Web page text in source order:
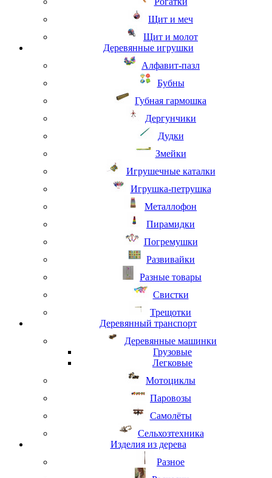
Щит и меч
Щит и молот
Деревянные игрушки
Алфавит-пазл
Бубны
Губная гармошка
Дергунчики
Дудки
Змейки
Игрушечные каталки
Игрушка-петрушка
Металлофон
Пирамидки
Погремушки
Развивайки
Разные товары
Свистки
Трещотки
Деревянный транспорт
Деревянные машинки
Грузовые
Легковые
Мотоциклы
Паровозы
Самолёты
Сельхозтехника
Изделия из дерева
Разное